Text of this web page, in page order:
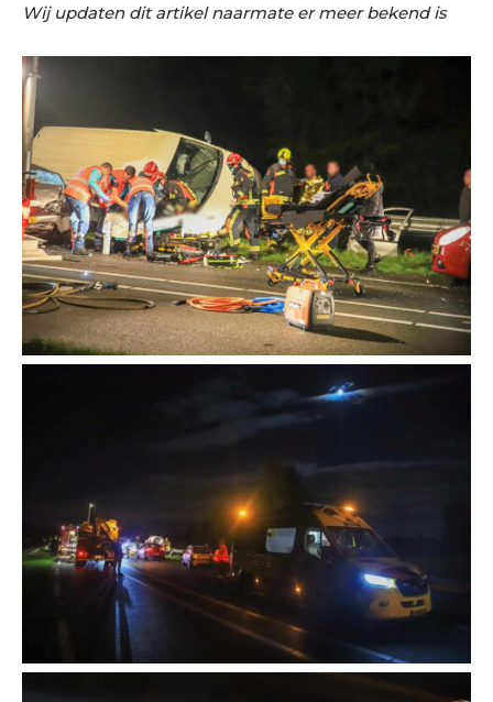
Wij updaten dit artikel naarmate er meer bekend is